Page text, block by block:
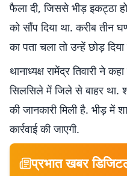
फैला दी, जिससे भीड़ इकट्ठा
को सौंप दिया था. करीब तीन
का पता चला तो उन्हें छोड़
थानाध्यक्ष रामेंद्र तिवारी ने
सिलसिले में जिले से बाहर था.
की जानकारी मिली है. भीड़ में
कार्रवाई की जाएगी.
प्रभात खबर